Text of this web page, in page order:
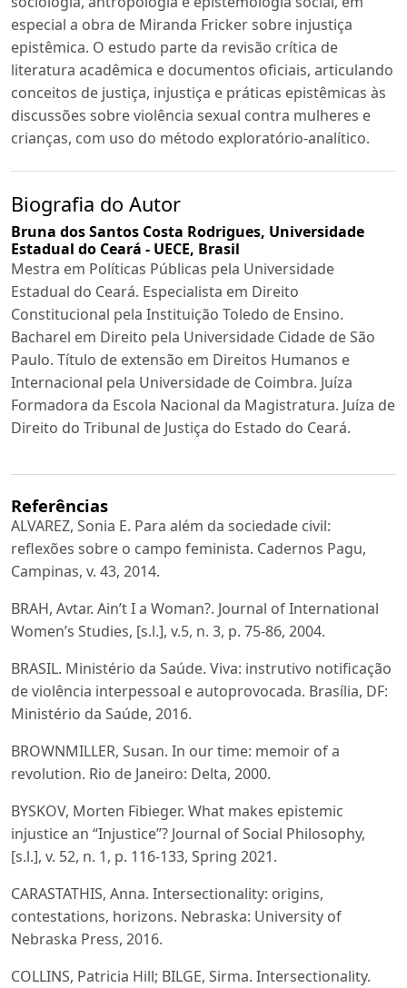
especial a obra de Miranda Fricker sobre injustiça
epistêmica. O estudo parte da revisão crítica de
literatura acadêmica e documentos oficiais, articulando
conceitos de justiça, injustiça e práticas epistêmicas às
discussões sobre violência sexual contra mulheres e
crianças, com uso do método exploratório-analítico.
Biografia do Autor
Bruna dos Santos Costa Rodrigues, Universidade
Estadual do Ceará - UECE, Brasil
Mestra em Políticas Públicas pela Universidade
Estadual do Ceará. Especialista em Direito
Constitucional pela Instituição Toledo de Ensino.
Bacharel em Direito pela Universidade Cidade de São
Paulo. Título de extensão em Direitos Humanos e
Internacional pela Universidade de Coimbra. Juíza
Formadora da Escola Nacional da Magistratura. Juíza de
Direito do Tribunal de Justiça do Estado do Ceará.
Referências
ALVAREZ, Sonia E. Para além da sociedade civil:
reflexões sobre o campo feminista. Cadernos Pagu,
Campinas, v. 43, 2014.
BRAH, Avtar. Ain’t I a Woman?. Journal of International
Women’s Studies, [s.l.], v.5, n. 3, p. 75-86, 2004.
BRASIL. Ministério da Saúde. Viva: instrutivo notificação
de violência interpessoal e autoprovocada. Brasília, DF:
Ministério da Saúde, 2016.
BROWNMILLER, Susan. In our time: memoir of a
revolution. Rio de Janeiro: Delta, 2000.
BYSKOV, Morten Fibieger. What makes epistemic
injustice an “Injustice”? Journal of Social Philosophy,
[s.l.], v. 52, n. 1, p. 116-133, Spring 2021.
CARASTATHIS, Anna. Intersectionality: origins,
contestations, horizons. Nebraska: University of
Nebraska Press, 2016.
COLLINS, Patricia Hill; BILGE, Sirma. Intersectionality.